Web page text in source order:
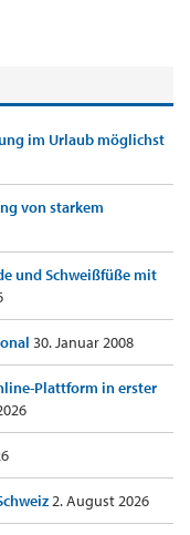
im Urlaub möglichst
von starkem
und Schweißfüße mit
30. Januar 2008
Plattform in erster
2. August 2026